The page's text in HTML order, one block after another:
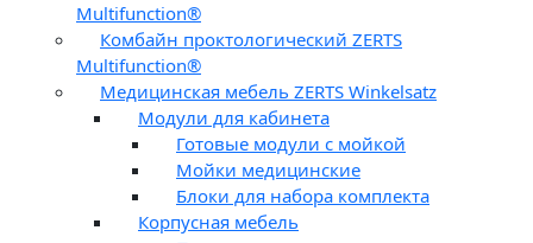
Multifunction®
Комбайн проктологический ZERTS
Multifunction®
Медицинская мебель ZERTS Winkelsatz
Модули для кабинета
Готовые модули с мойкой
Мойки медицинские
Блоки для набора комплекта
Корпусная мебель